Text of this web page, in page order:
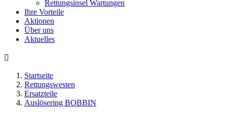
Rettungsinsel Wartungen
Ihre Vorteile
Aktionen
Über uns
Aktuelles

Startseite
Rettungswesten
Ersatzteile
Auslösering BOBBIN